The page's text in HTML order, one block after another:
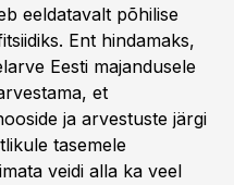
eeldatavalt põhilise
Ent hindamaks,
Eesti majandusele
et
ja arvestuste järgi
tasemele
veidi alla ka veel